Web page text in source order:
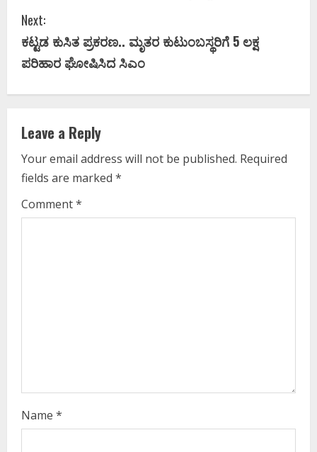
n
t
i
n
u
e
R
g
Next:
ಕಟ್ಟಡ ಕುಸಿತ ಪ್ರಕರಣ.. ಮೃತರ ಕುಟುಂಬಸ್ಥರಿಗೆ 5 ಲಕ್ಷ
ಪರಿಹಾರ ಘೋಷಿಸಿದ ಸಿಎಂ
Leave a Reply
Your email address will not be published. Required
fields are marked *
Comment*
Name *